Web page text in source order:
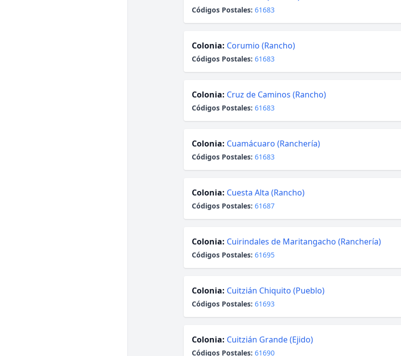
Códigos Postales: 61683
Colonia: Corumio (Rancho)
Códigos Postales: 61683
Colonia: Cruz de Caminos (Rancho)
Códigos Postales: 61683
Colonia: Cuamácuaro (Ranchería)
Códigos Postales: 61683
Colonia: Cuesta Alta (Rancho)
Códigos Postales: 61687
Colonia: Cuirindales de Maritangacho (Ranchería)
Códigos Postales: 61695
Colonia: Cuitzián Chiquito (Pueblo)
Códigos Postales: 61693
Colonia: Cuitzián Grande (Ejido)
Códigos Postales: 61690